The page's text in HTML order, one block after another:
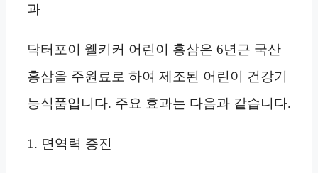
과
닥터포이 웰키커 어린이 홍삼은 6년근 국산
홍삼을 주원료로 하여 제조된 어린이 건강기
능식품입니다. 주요 효과는 다음과 같습니다.
1. 면역력 증진